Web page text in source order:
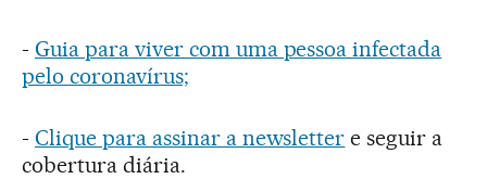
- Guia para viver com uma pessoa infectada
pelo coronavírus;
- Clique para assinar a newsletter e seguir a
cobertura diária.